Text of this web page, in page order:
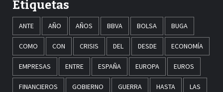
Etiquetas
ANTE AÑO AÑOS BBVA BOLSA BUGA
COMO CON CRISIS DEL DESDE ECONOMÍA
EMPRESAS ENTRE ESPAÑA EUROPA EUROS
FINANCIEROS GOBIERNO GUERRA HASTA LAS